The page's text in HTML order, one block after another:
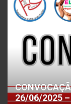
26/06/2025 –